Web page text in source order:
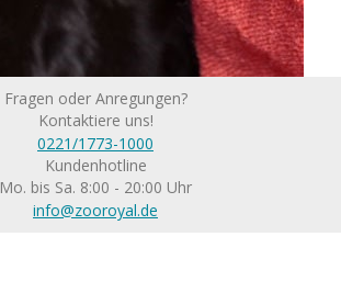
Fragen oder Anregungen?
Kontaktiere uns!
0221/1773-1000
Kundenhotline
Mo. bis Sa. 8:00 - 20:00 Uhr
info@zooroyal.de